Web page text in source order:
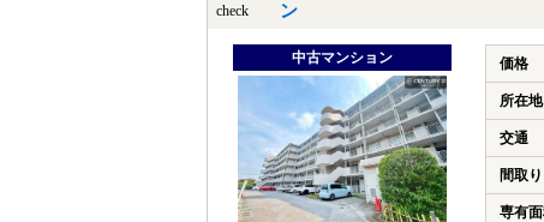
check
ン
中古マンション 価格
所在地
交通
間取り
専有